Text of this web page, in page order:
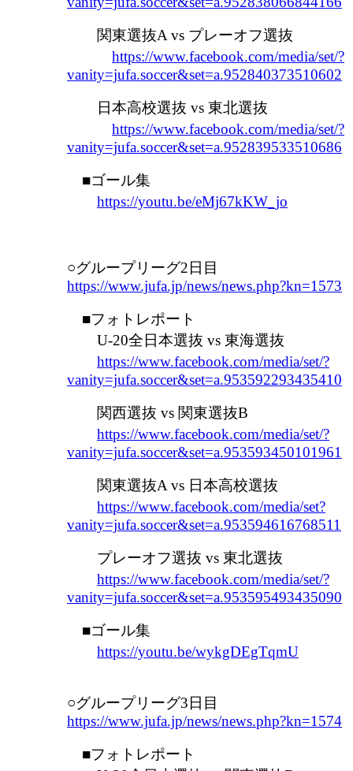
関東選抜A vs プレーオフ選抜
https://www.facebook.com/media/set/?
vanity=jufa.soccer&set=a.952840373510602
日本高校選抜 vs 東北選抜
https://www.facebook.com/media/set/?
vanity=jufa.soccer&set=a.952839533510686
■ゴール集
https://youtu.be/eMj67kKW_jo
○グループリーグ2日目
https://www.jufa.jp/news/news.php?kn=1573
■フォトレポート
U-20全日本選抜 vs 東海選抜
https://www.facebook.com/media/set/?
vanity=jufa.soccer&set=a.953592293435410
関西選抜 vs 関東選抜B
https://www.facebook.com/media/set/?
vanity=jufa.soccer&set=a.953593450101961
関東選抜A vs 日本高校選抜
https://www.facebook.com/media/set?
vanity=jufa.soccer&set=a.953594616768511
プレーオフ選抜 vs 東北選抜
https://www.facebook.com/media/set/?
vanity=jufa.soccer&set=a.953595493435090
■ゴール集
https://youtu.be/wykgDEgTqmU
○グループリーグ3日目
https://www.jufa.jp/news/news.php?kn=1574
■フォトレポート